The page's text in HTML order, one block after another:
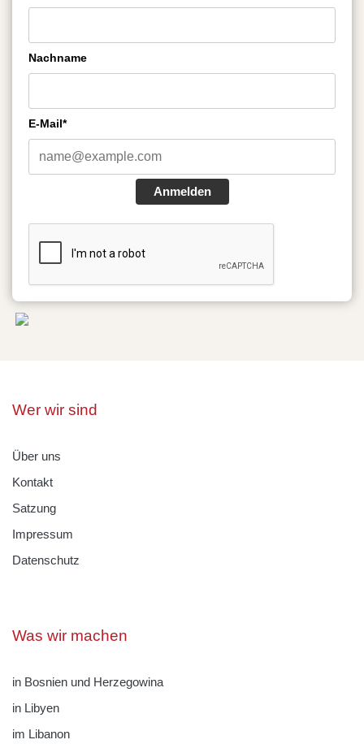
Nachname
E-Mail*
Anmelden
Wer wir sind
Über uns
Kontakt
Satzung
Impressum
Datenschutz
Was wir machen
in Bosnien und Herzegowina
in Libyen
im Libanon